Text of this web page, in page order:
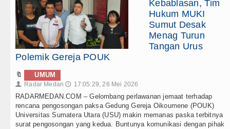
Kebablasan, Tim
Hukum MUKI
Sumut Desak
Menag Turun
Tangan Urus
Polemik Gereja POUK
🔖 UMUM
👤 Radar Medan 🕔 17:05:29, 26 Mei 2026
RADARMEDAN.COM – Gelombang perlawanan jemaat terhadap
rencana pengosongan paksa Gedung Gereja Oikoumene (POUK)
Universitas Sumatera Utara (USU) makin memanas paska terbitnya
surat pengosongan yang kedua. Buntunya komunikasi dengan pihak